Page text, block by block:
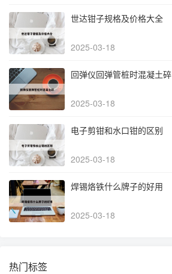
世达钳子规格及价格大全
2025-03-18
回弹仪回弹管桩时混凝土碎
2025-03-18
电子剪钳和水口钳的区别
2025-03-18
焊锡烙铁什么牌子的好用
2025-03-18
热门标签